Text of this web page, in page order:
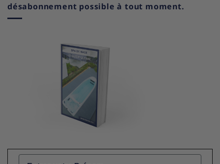
désabonnement possible à tout moment.
Name